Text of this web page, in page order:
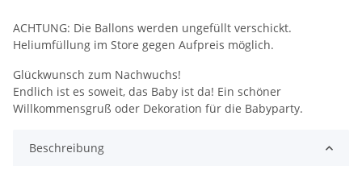
ACHTUNG: Die Ballons werden ungefüllt verschickt.
Heliumfüllung im Store gegen Aufpreis möglich.
Glückwunsch zum Nachwuchs!
Endlich ist es soweit, das Baby ist da! Ein schöner
Willkommensgruß oder Dekoration für die Babyparty.
Beschreibung